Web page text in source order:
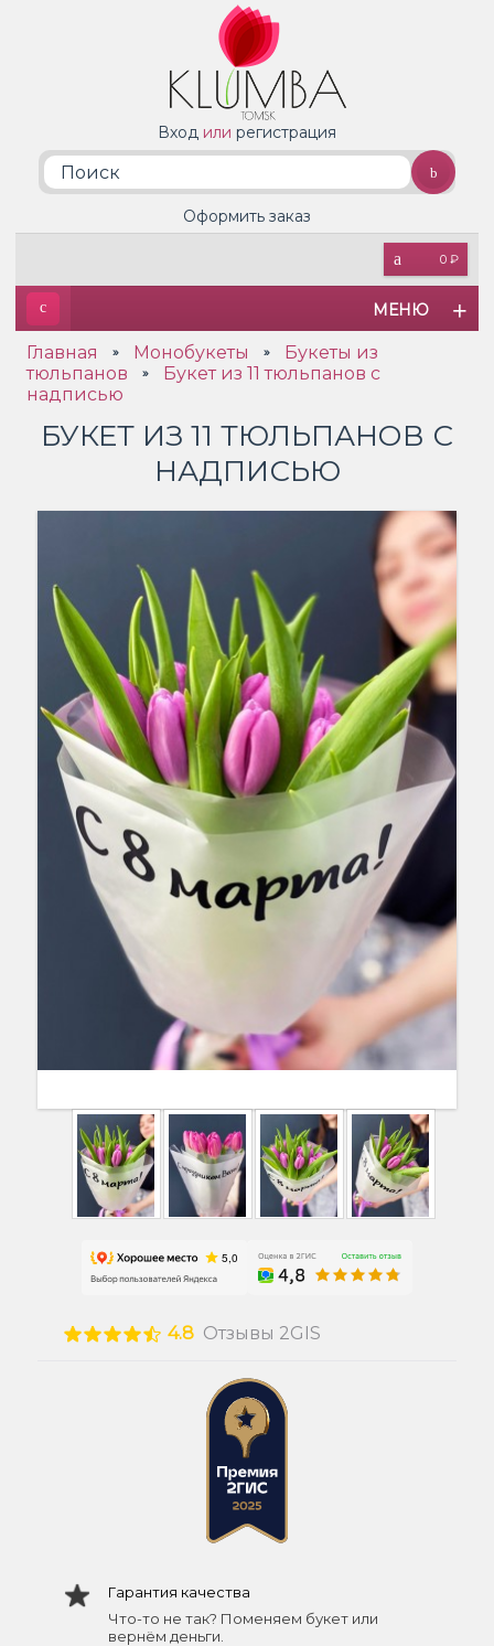
Вход или регистрация
0 ₽
Оформить заказ
МЕНЮ
Главная » Монобукеты »
Букеты из
тюльпанов
»
Букет из 11 тюльпанов с
надписью
БУКЕТ ИЗ 11 ТЮЛЬПАНОВ С
НАДПИСЬЮ
4.8 Отзывы 2GIS
Гарантия качества
Что-то не так? Поменяем букет или
вернём деньги.